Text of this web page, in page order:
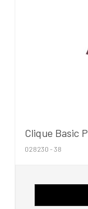
Clique Basic
028230 - 38